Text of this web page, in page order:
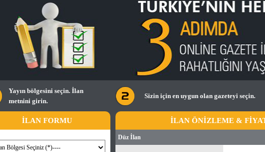
Yayın bölgesini seçin. İlan
metnini girin.
İLAN FORMU
Sizin için en uygun olan gazeteyi seçin.
İLAN ÖNİZLEME &
Düz İlan